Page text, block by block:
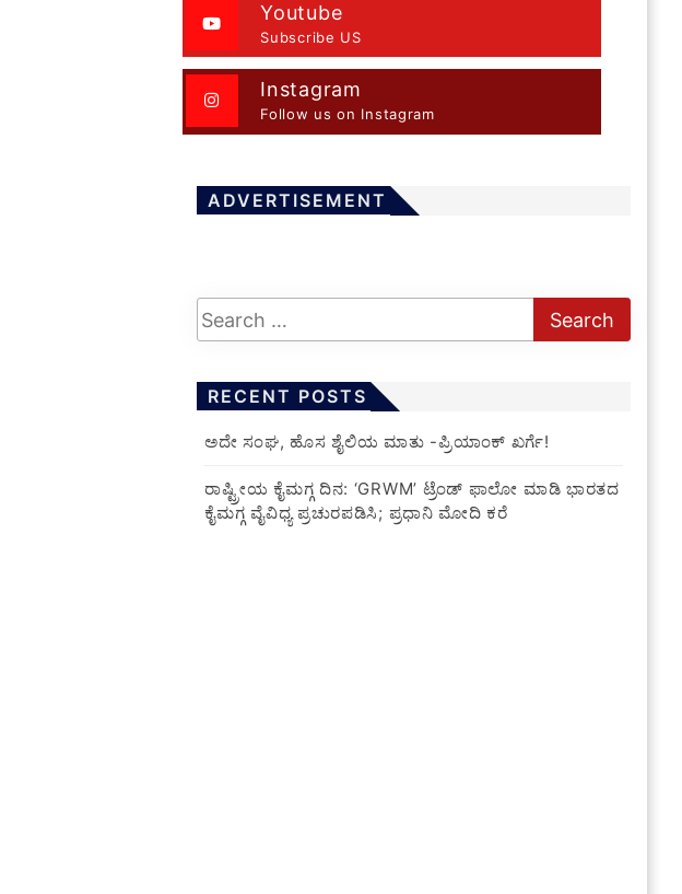
Youtube
Subscribe US
Instagram
Follow us on Instagram
ADVERTISEMENT
RECENT POSTS
ಅದೇ ಸಂಘ, ಹೊಸ ಶೈಲಿಯ ಮಾತು -ಪ್ರಿಯಾಂಕ್ ಖರ್ಗೆ!
ರಾಷ್ಟ್ರೀಯ ಕೈಮಗ್ಗ ದಿನ: ‘GRWM’ ಟ್ರೆಂಡ್ ಫಾಲೋ ಮಾಡಿ ಭಾರತದ
ಕೈಮಗ್ಗ ವೈವಿಧ್ಯ ಪ್ರಚುರಪಡಿಸಿ; ಪ್ರಧಾನಿ ಮೋದಿ ಕರೆ